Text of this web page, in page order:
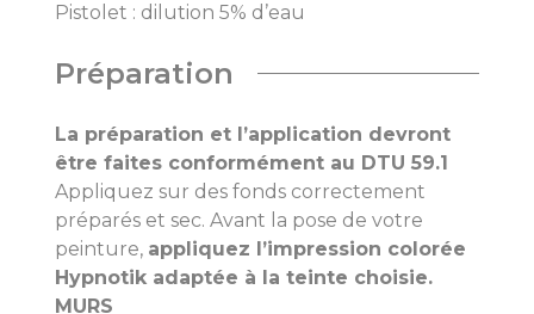
Pistolet : dilution 5% d’eau
Préparation
La préparation et l’application devront
être faites conformément au DTU 59.1
Appliquez sur des fonds correctement
préparés et sec. Avant la pose de votre
peinture, appliquez l’impression colorée
Hypnotik adaptée à la teinte choisie.
MURS